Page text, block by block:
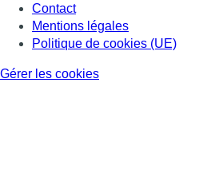
Contact
Mentions légales
Politique de cookies (UE)
Gérer les cookies